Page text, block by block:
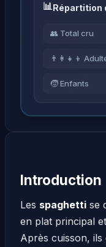
Répartition
👥 Total cru
👨‍👩‍👧‍👦
🧒 Enfants
Introduction
Les spaghetti se
en plat principal et
Après cuisson, ils